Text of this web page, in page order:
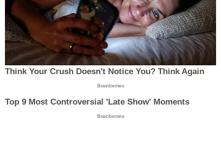
Think Your Crush Doesn't Notice You? Think Again
Brainberries
Top 9 Most Controversial 'Late Show' Moments
Brainberries